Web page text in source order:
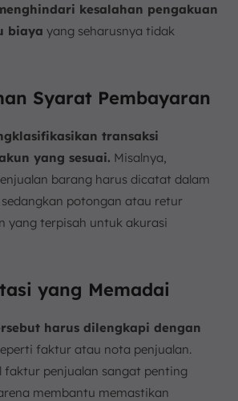
kesalahan pengakuan
biaya yang seharusnya tidak
Syarat Pembayaran
transaksi
yang sesuai. Misalnya,
barang harus dicatat dalam
potongan atau retur
yang terpisah untuk akurasi
yang Memadai
harus dilengkapi dengan
faktur atau nota penjualan.
faktur penjualan sangat penting
membantu memastikan